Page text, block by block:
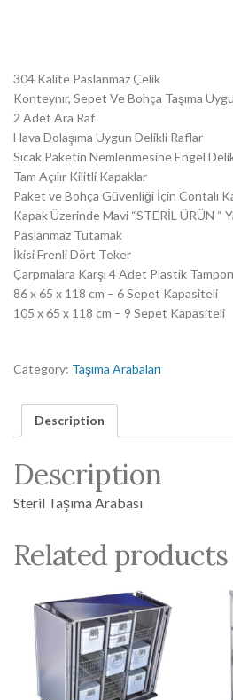
304 Kalite Paslanmaz Çelik
Konteynır, Sepet Ve Bohça Taşıma
2 Adet Ara Raf
Hava Dolaşıma Uygun Delikli Raflar
Sıcak Paketin Nemlenmesine Engel
Tam Açılır Kilitli Kapaklar
Paket ve Bohça Güvenliği İçin Contalı
Kapak Üzerinde Mavi “STERİL ÜRÜN “
Paslanmaz Tutamak
İkisi Frenli Dört Teker
Çarpmalara Karşı 4 Adet Plastik Tampon
86 x 65 x 118 cm – 6 Sepet Kapasiteli
105 x 65 x 118 cm – 9 Sepet Kapasiteli
Category: Taşıma Arabaları
Description
Description
Steril Taşıma Arabası
Related products